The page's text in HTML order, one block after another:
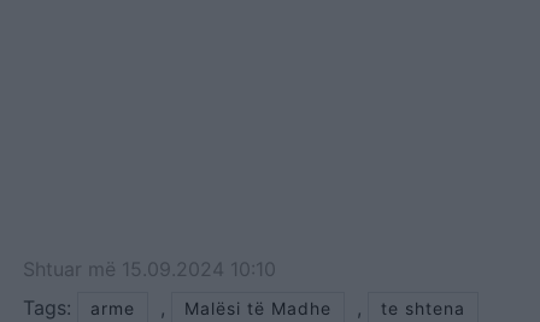
Shtuar më 15.09.2024 10:10
Tags:
arme , Malësi të Madhe , te shtena